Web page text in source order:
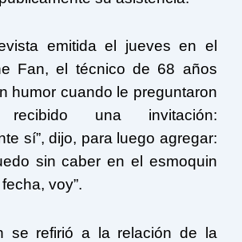
emitida el jueves en el
Fan, el técnico de 68 años
humor cuando le preguntaron
una invitación:
sí”, dijo, para luego agregar:
sin caber en el esmoquin
voy”.
se refirió a la relación de la